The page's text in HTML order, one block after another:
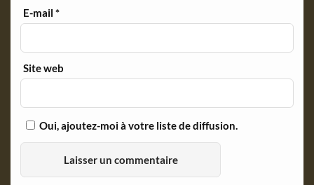
E-mail*
Site web
Oui, ajoutez-moi à votre liste de diffusion.